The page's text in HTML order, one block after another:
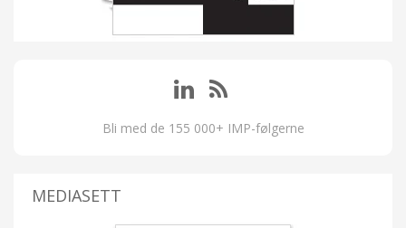
Bli med de 155 000+ IMP-følgerne
MEDIASETT